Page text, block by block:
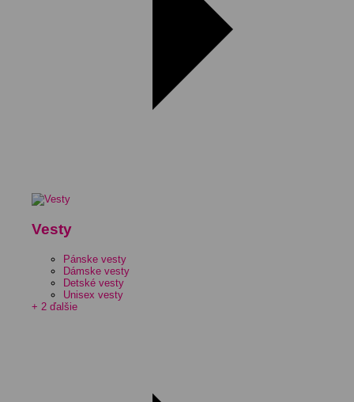
Vesty
Pánske vesty
Dámske vesty
Detské vesty
Unisex vesty
+ 2 ďalšie